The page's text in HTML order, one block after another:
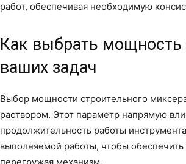
работ, обеспечивая необходимую
Как выбрать мощность
ваших задач
Выбор мощности строительного
раствором. Этот параметр напрямую
продолжительность работы
выполняемой работы, чтобы